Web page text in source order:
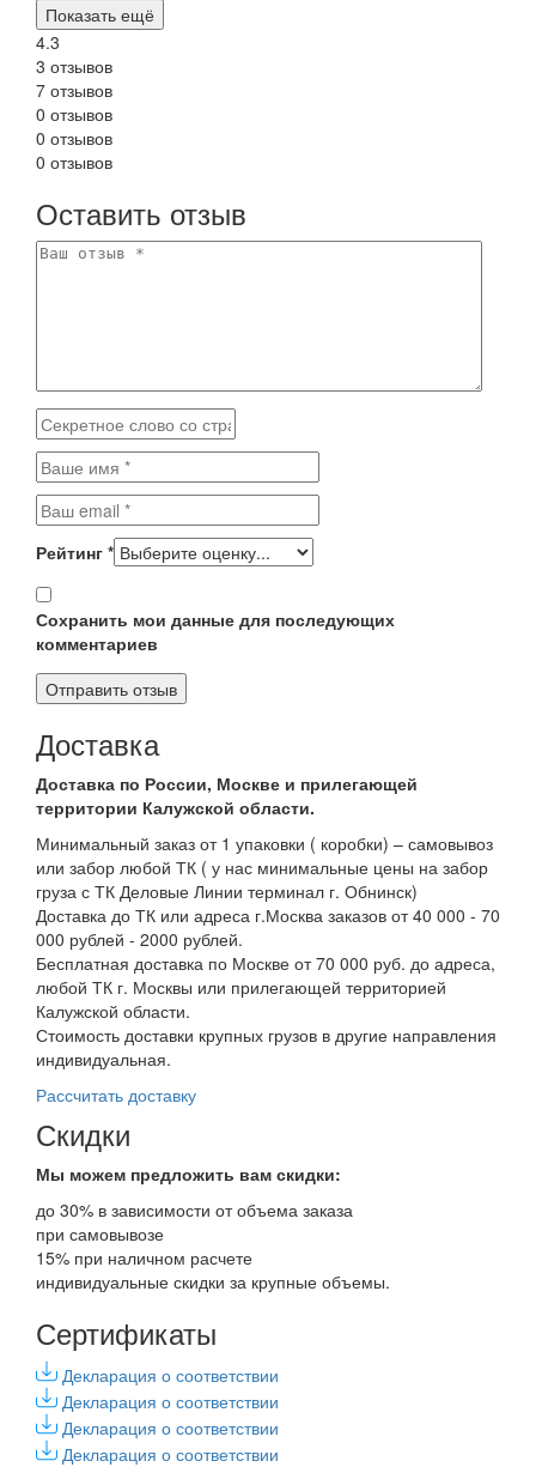
Показать ещё
4.3
3 отзывов
7 отзывов
0 отзывов
0 отзывов
0 отзывов
Оставить отзыв
Рейтинг *
Сохранить мои данные для последующих
комментариев
Доставка
Доставка по России, Москве и прилегающей
территории Калужской области.
Минимальный заказ от 1 упаковки ( коробки) – самовывоз
или забор любой ТК ( у нас минимальные цены на забор
груза с ТК Деловые Линии терминал г. Обнинск)
Доставка до ТК или адреса г.Москва заказов от 40 000 - 70
000 рублей - 2000 рублей.
Бесплатная доставка по Москве от 70 000 руб. до адреса,
любой ТК г. Москвы или прилегающей территорией
Калужской области.
Стоимость доставки крупных грузов в другие направления
индивидуальная.
Рассчитать доставку
Скидки
Мы можем предложить вам скидки:
до 30% в зависимости от объема заказа
при самовывозе
15% при наличном расчете
индивидуальные скидки за крупные объемы.
Сертификаты
Декларация о соответствии
Декларация о соответствии
Декларация о соответствии
Декларация о соответствии